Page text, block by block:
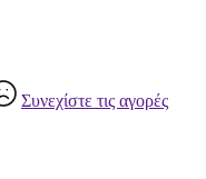
Συνεχίστε τις αγορές